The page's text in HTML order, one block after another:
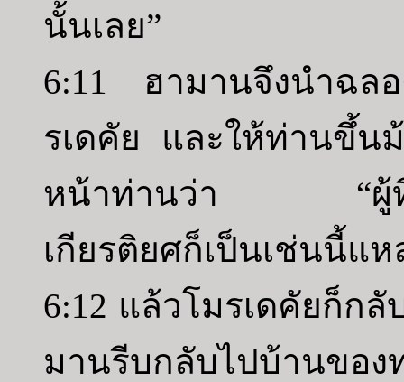
นั้นเลย”
6:11 ฮามานจึงนำฉลอ
รเดคัย และให้ท่านขึ้น
หน้าท่านว่า “ผู้ที่กษั
เกียรติยศก็เป็นเช่นนี้แห
6:12 แล้วโมรเดคัยก็ก
มานรีบกลับไปบ้านขอ